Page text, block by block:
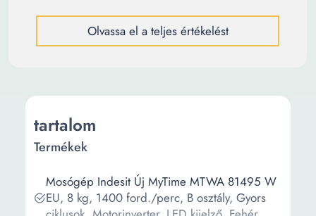
Olvassa el a teljes értékelést
tartalom
Termékek
Mosógép Indesit Új MyTime MTWA 81495 W
EU, 8 kg, 1400 ford./perc, B osztály, Gyors